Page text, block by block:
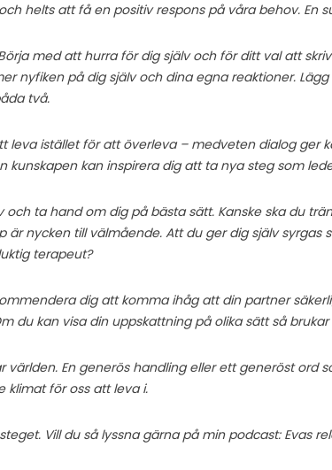
helts att få en positiv respons på våra behov.
med att hurra för dig själv och för ditt val att
nyfiken på dig själv och dina egna reaktioner.
två.
leva istället för att överleva – medveten dialog ger
kan inspirera dig att ta nya steg som
och ta hand om dig på bästa sätt. Kanske ska du
är nycken till välmående. Att du ger dig själv
terapeut?
dig att komma ihåg att din partner
du kan visa din uppskattning på olika sätt så
En generös handling eller ett generöst ord
klimat för oss att leva i.
Vill du så lyssna gärna på min podcast: Evas